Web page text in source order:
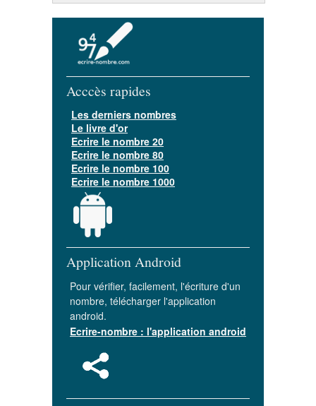
Acccès rapides
Les derniers nombres
Le livre d'or
Ecrire le nombre 20
Ecrire le nombre 80
Ecrire le nombre 100
Ecrire le nombre 1000
Application Android
Pour vérifier, facilement, l'écriture d'un
nombre, télécharger l'application
android.
Ecrire-nombre : l'application android